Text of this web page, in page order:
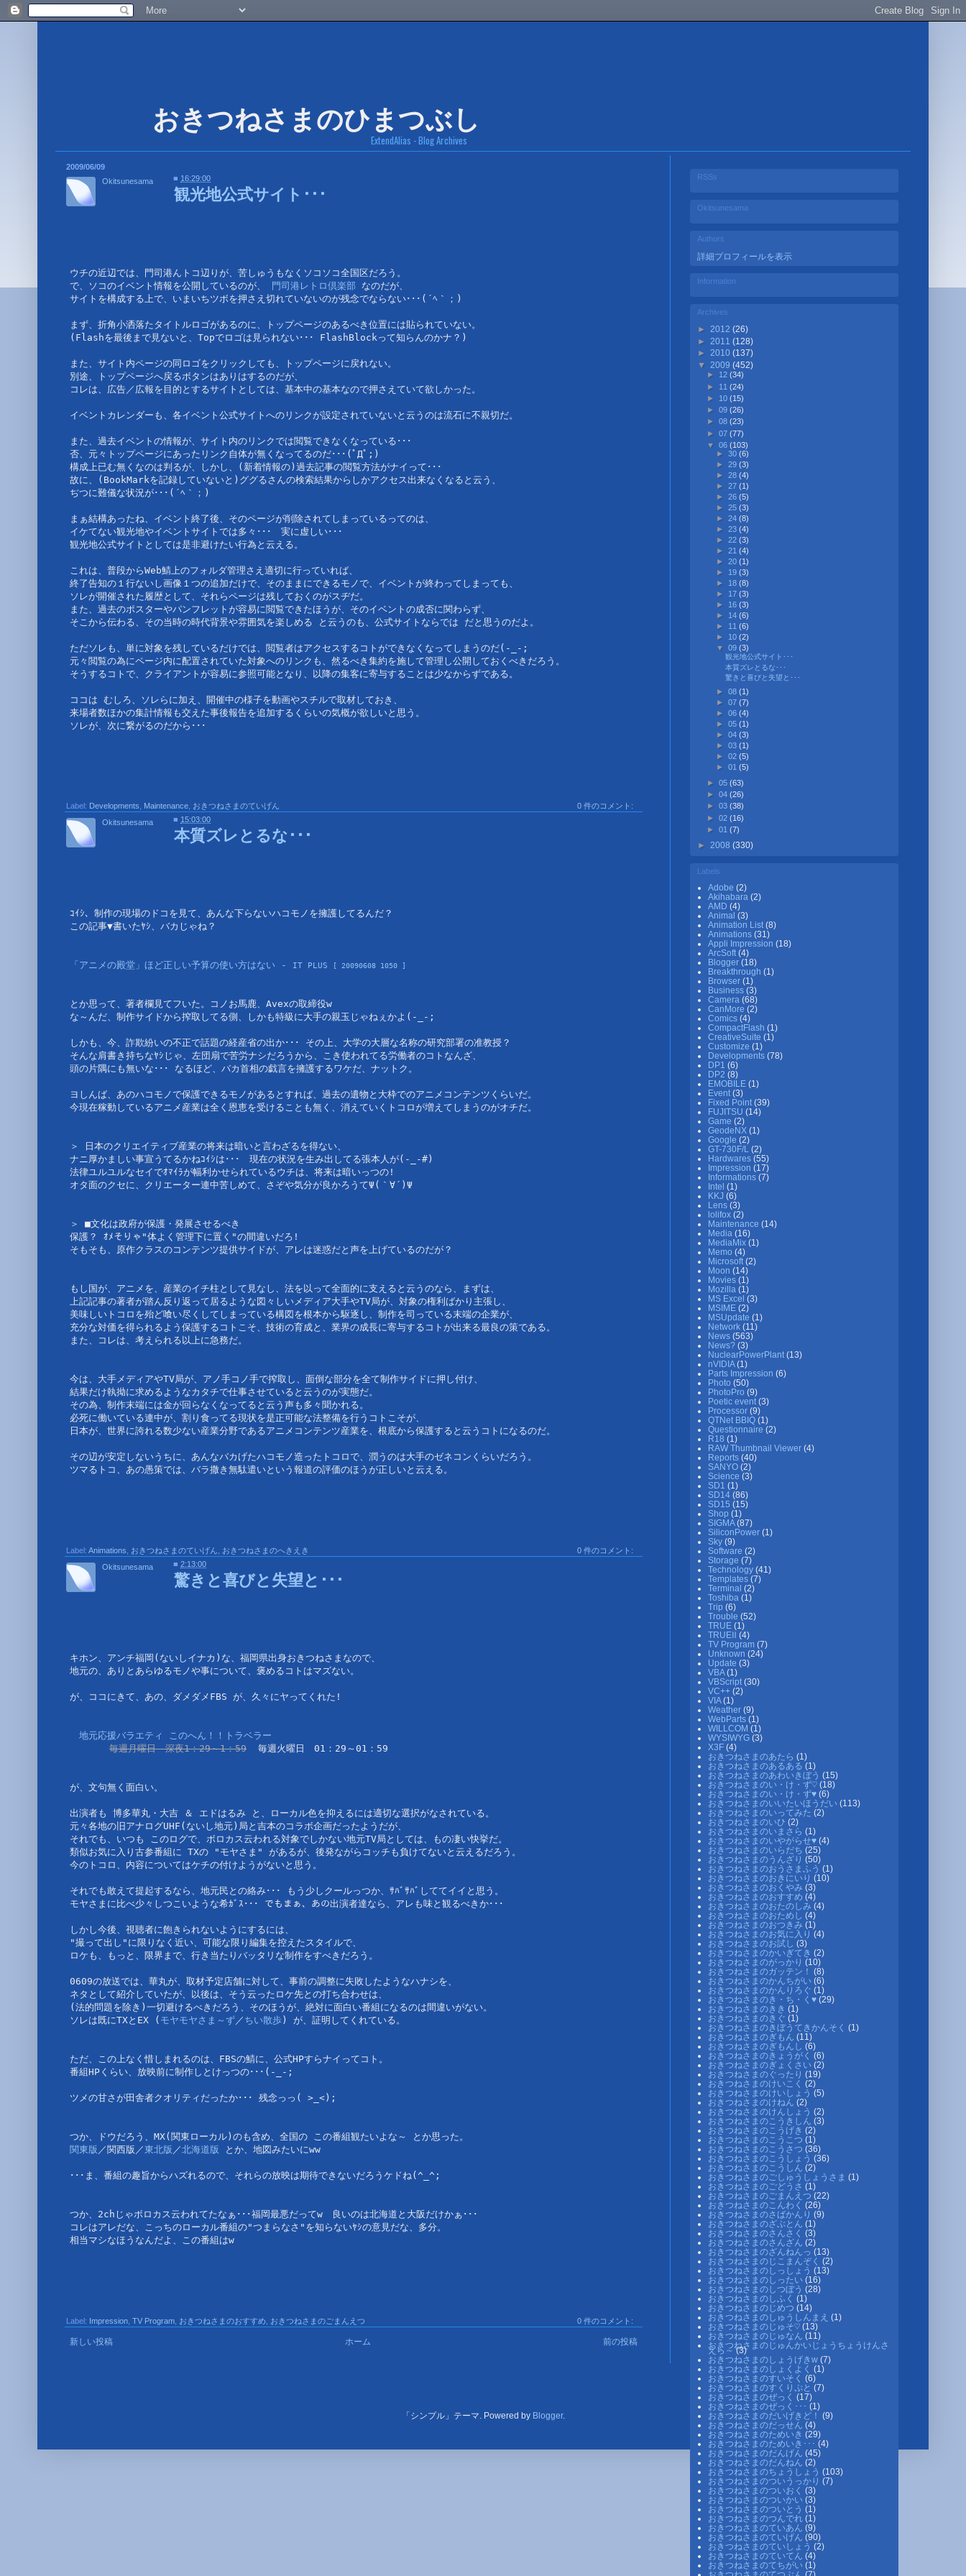
ExtendAlias - Blog Archives
2009/06/09
観光地公式サイト･･･
ウチの近辺では、門司港んトコ辺りが、苦しゅうもなくソコソコ全国区だろう。
で、ソコのイベント情報を公開しているのが、
門司港レトロ倶楽部 なのだが、
サイトを構成する上で、いまいちツボを押さえ切れていないのが残念でならない･･･(´ﾍ｀；)
まず、折角小洒落たタイトルロゴがあるのに、トップページのあるべき位置には貼られていない。
(Flashを最後まで見ないと、Topでロゴは見られない･･･ FlashBlockって知らんのかナ？)
また、サイト内ページの同ロゴをクリックしても、トップページに戻れない。
別途、トップページへ戻るボタンはありはするのだが、
コレは、広告／広報を目的とするサイトとしては、基本中の基本なので押さえていて欲しかった。
イベントカレンダーも、各イベント公式サイトへのリンクが設定されていないと云うのは流石に不親切だ。
また、過去イベントの情報が、サイト内のリンクでは閲覧できなくなっている･･･
否、元々トップページにあったリンク自体が無くなってるのだ･･･(ﾟДﾟ;)
構成上已む無くなのは判るが、しかし、(新着情報の)過去記事の閲覧方法がナイって･･･
故に、(BookMarkを記録していないと)ググるさんの検索結果からしかアクセス出来なくなると云う、
ぢつに難儀な状況が･･･(´ﾍ｀；)
まぁ結構あったね、イベント終了後、そのページが削除されてしまっているってのは、
イケてない観光地やイベントサイトでは多々･･･　実に虚しい･･･
観光地公式サイトとしては是非避けたい行為と云える。
これは、普段からWeb鯖上のフォルダ管理さえ適切に行っていれば、
終了告知の１行ないし画像１つの追加だけで、そのままにできるモノで、イベントが終わってしまっても、
ソレが開催された履歴として、それらページは残しておくのがスヂだ。
また、過去のポスターやパンフレットが容易に閲覧できたほうが、そのイベントの成否に関わらず、
そこから伝わる、その当時の時代背景や雰囲気を楽しめる と云うのも、公式サイトならでは だと思うのだよ。
ただソレも、単に対象を残しているだけでは、閲覧者はアクセスするコトができなくなってしまうのだ(-_-;
元々閲覧の為にページ内に配置されていた対象へのリンクも、然るべき集約を施して管理し公開しておくべきだろう。
そうするコトで、クライアントが容易に参照可能となり、以降の集客に寄与することは少なからずである。
ココは むしろ、ソレらに加え、開催中の様子を動画やスチルで取材しておき、
来場者数ほかの集計情報も交えた事後報告を追加するくらいの気概が欲しいと思う。
ソレが、次に繋がるのだから･･･
Okitsunesama ■ 16:29:00
0 件のコメント:
Label: Developments Maintenance おきつねさまのていげん
本質ズレとるな･･･
ｺｲｼ、制作の現場のドコを見て、あんな下らないハコモノを擁護してるんだ？
この記事▼書いたﾔｼ、バカじゃね？
「アニメの殿堂」ほど正しい予算の使い方はない - IT PLUS [ 20090608 1050 ]
とか思って、著者欄見てフいた。コノお馬鹿、Avexの取締役w
な～んだ、制作サイドから搾取してる側、しかも特級に大手の親玉じゃねぇかよ(-_-;
しかも、今、詐欺紛いの不正で話題の経産省の出か･･･ その上、大学の大層な名称の研究部署の准教授？
そんな肩書き持ちなﾔｼじゃ、左団扇で苦労ナシだろうから、こき使われてる労働者のコトなんざ、
頭の片隅にも無いな･･･ なるほど、バカ首相の戯言を擁護するワケだ、ナットク。
ヨしんば、あのハコモノで保護できるモノがあるとすれば、過去の遺物と大枠でのアニメコンテンツくらいだ。
今現在稼動しているアニメ産業は全く恩恵を受けることも無く、消えていくトコロが増えてしまうのがオチだ。
＞ 日本のクリエイティブ産業の将来は暗いと言わざるを得ない、
ナニ厚かましい事宣うてるかねｺｲｼは･･･　現在の状況を生み出してる張本人が(-_-#)
法律ユルユルなセイでｵﾏｲﾗが幅利かせられているウチは、将来は暗いっつの!
オタ面のクセに、クリエーター連中苦しめて、さぞや気分が良かろうてΨ(｀∀´)Ψ
＞ ■文化は政府が保護・発展させるべき
保護？ ｵﾒそりゃ"体よく管理下に置く"の間違いだろ!
そもそも、原作クラスのコンテンツ提供サイドが、アレは迷惑だと声を上げているのだが？
もし国が、アニメを、産業のイチ柱として見なし、法を以って全面的に支えると云うのなら、まずは、
上記記事の著者が踏ん反り返って居るような図々しいメディア大手やTV局が、対象の権利ばかり主張し、
美味しいトコロを殆ど喰い尽くしてしまっている構図を根本から駆逐し、制作を司っている末端の企業が、
充分な対価を得られるよう保護するコトこそ、技術の育成と、業界の成長に寄与するコトが出来る最良の策である。
また、コレは、考えられる以上に急務だ。
今は、大手メディアやTV局が、アノ手コノ手で搾取し、面倒な部分を全て制作サイドに押し付け、
結果だけ執拗に求めるようなカタチで仕事させていると云うのが実態だ。
その為、制作末端には金が回らなくなってると云う声も多々聞かれる。
必死に働いている連中が、割り食ってる現状を是正可能な法整備を行うコトこそが、
日本が、世界に誇れる数少ない産業分野であるアニメコンテンツ産業を、根底から保護すると云うコトになるのだ。
その辺が安定しないうちに、あんなバカげたハコモノ造ったトコロで、潤うのは大手のゼネコンくらいだろう。
ツマるトコ、あの愚策では、バラ撒き無駄遣いという報道の評価のほうが正しいと云える。
Okitsunesama ■ 15:03:00
0 件のコメント:
Label: Animations おきつねさまのていげん おきつねさまのへきえき
驚きと喜びと失望と･･･
キホン、アンチ福岡(ないしイナカ)な、福岡県出身おきつねさまなので、
地元の、ありとあらゆるモノや事について、褒めるコトはマズない。
が、ココにきて、あの、ダメダメFBS が、久々にヤってくれた!
地元応援バラエティ このへん！！トラベラー
毎週月曜日　深夜1：29～1：59
毎週火曜日　01：29～01：59
が、文句無く面白い。
出演者も 博多華丸・大吉 ＆ エドはるみ と、ローカル色を抑えるには適切な選択がなされている。
元々各地の旧アナログUHF(ないし地元)局と吉本のコラボ企画だったようだが、
それでも、いつも このログで、ボロカス云われる対象でしかない地元TV局としては、もの凄い快挙だ。
類似お気に入り古参番組に TXの "モヤさま" があるが、後発ながらコッチも負けてないと云えるだろう。
今のトコロ、内容についてはケチの付けようがないと思う。
それでも敢えて提起するなら、地元民との絡み･･･ もう少しクールっつか、ｻﾊﾞｻﾊﾞしててイイと思う。
モヤさまに比べ少々しつこいような希ｶﾞｽ･･･ でもまぁ、あの出演者達なら、アレも味と観るべきか･･･
しかし今後、視聴者に飽きられないようにするには、
"撮って出し"に限りなく近い、可能な限り編集を控えたスタイルで、
ロケも、もっと、限界まで、行き当たりバッタリな制作をすべきだろう。
0609の放送では、華丸が、取材予定店舗に対して、事前の調整に失敗したようなハナシを、
ネタとして紹介していたが、以後は、そう云ったロケ先との打ち合わせは、
(法的問題を除き)一切避けるべきだろう、そのほうが、絶対に面白い番組になるのは間違いがない。
ソレは既にTXとEX ( モヤモヤさま～ず／ ちい散歩 ) が、証明してくれている。
ただ、この上なく惜しまれるのは、FBSの鯖に、公式HPすらナイってコト。
番組HPくらい、放映前に制作しとけっつの･･･(-_-;
ツメの甘さが田舎者クオリティだったか･･･ 残念っっ( >_<);
つか、ドウだろう、MX(関東ローカル)のも含め、全国の この番組観たいよな～ とか思った。
関東版 ／関西版／東北版 ／北海道版 とか、地図みたいにww
･･･ま、番組の趣旨からハズれるので、それらの放映は期待できないだろうケドね(^_^;
つか、2chじゃボロカス云われてたなぁ･･･福岡最悪だってw　良いのは北海道と大阪だけかぁ･･･
コレはアレだな、こっちのローカル番組の"つまらなさ"を知らないﾔｼの意見だな、多分。
相当マシなほうなんだよ、この番組はw
Okitsunesama ■2:13:00
0 件のコメント:
Label: Impression TV Program おきつねさまのおすすめ おきつねさまのごまんえつ
新しい投稿 前の投稿
ホーム
RSSs
Okitsunesama
Authors
詳細プロフィールを表示
Information
Archives
► 2012 (26)
► 2011 (128)
► 2010 (137)
▼ 2009 (452)
► 12(34)
► 11(24)
► 10(15)
►09(26)
►08(23)
►07(77)
▼06(103)
►30(6)
►29(3)
►28(4)
►27(1)
►26(5)
►25(3)
►24(8)
►23(4)
►22(3)
►21(4)
►20(1)
► 19(3)
► 18(8)
► 17(3)
► 16(3)
► 14(6)
► 11(6)
► 10(2)
▼09(3)
観光地公式サイト･･･
本質ズレとるな･･･
驚きと喜びと失望と･･･
►08(1)
►07(7)
►06(4)
►05(1)
►04(3)
►03(1)
►02(5)
►01(5)
►05(63)
►04(26)
►03(38)
►02(16)
►01(7)
► 2008 (330)
Labels
Adobe (2)
Akihabara (2)
AMD (4)
Animal (3)
Animation List (8)
Animations (31)
Appli Impression (18)
ArcSoft (4)
Blogger (18)
Breakthrough (1)
Browser (1)
Business (3)
Camera (68)
CanMore (2)
Comics (4)
CompactFlash (1)
CreativeSuite (1)
Customize (1)
Developments (78)
DP1 (6)
DP2 (8)
EMOBILE (1)
Event (3)
Fixed Point (39)
FUJITSU (14)
Game (2)
GeodeNX (1)
Google (2)
GT-730F/L (2)
Hardwares (55)
Impression (17)
Informations (7)
Intel (1)
KKJ (6)
Lens (3)
lolifox (2)
Maintenance (14)
Media (16)
MediaMix (1)
Memo (4)
Microsoft (2)
Moon (14)
Movies (1)
Mozilla (1)
MS Excel (3)
MSIME (2)
MSUpdate (1)
Network (11)
News (563)
News? (3)
NuclearPowerPlant (13)
nVIDIA(1)
Parts Impression (6)
Photo (50)
PhotoPro (9)
Poetic event (3)
Processor (9)
QTNet BBIQ (1)
Questionnaire (2)
R18 (1)
RAW Thumbnail Viewer (4)
Reports (40)
SANYO (2)
Science (3)
SD1 (1)
SD14 (86)
SD15 (15)
Shop (1)
SIGMA(87)
SiliconPower (1)
Sky (9)
Software (2)
Storage (7)
Technology (41)
Templates (7)
Terminal (2)
Toshiba (1)
Trip (6)
Trouble (52)
TRUE (1)
TRUEⅡ (4)
TV Program (7)
Unknown (24)
Update (3)
VBA(1)
VBScript (30)
VC++ (2)
VIA(1)
Weather (9)
WebParts (1)
WILLCOM (1)
WYSIWYG (3)
X3F (4)
おきつねさまのあたら (1)
おきつねさまのあるある (1)
おきつねさまのあわいきぼう (15)
おきつねさまのい・け・ず♡ (18)
おきつねさまのい・け・ず♥ (6)
おきつねさまのいいたいほうだい (113)
おきつねさまのいってみた (2)
おきつねさまのいひ (2)
おきつねさまのいまさら (1)
おきつねさまのいやがらせ♥ (4)
おきつねさまのいらだち (25)
おきつねさまのうんざり (50)
おきつねさまのおうさまふう (1)
おきつねさまのおきにいり (10)
おきつねさまのおくやみ (3)
おきつねさまのおすすめ (4)
おきつねさまのおたのしみ (4)
おきつねさまのおためし (4)
おきつねさまのおつきみ (1)
おきつねさまのお気に入り (4)
おきつねさまのお試し (3)
おきつねさまのかいぎてき (2)
おきつねさまのがっかり (10)
おきつねさまのガッテン！ (8)
おきつねさまのかんちがい (6)
おきつねさまのかんりろぐ (1)
おきつねさまのき・ち・く♥ (29)
おきつねさまのきき (1)
おきつねさまのきぐ (1)
おきつねさまのきぼうてきかんそく (1)
おきつねさまのぎもん (11)
おきつねさまのぎもんし (6)
おきつねさまのきょうがく (6)
おきつねさまのぎょくさい (2)
おきつねさまのぐったり (19)
おきつねさまのけいこく (2)
おきつねさまのけいしょう (5)
おきつねさまのけねん (2)
おきつねさまのけんしょう (2)
おきつねさまのこうきしん (3)
おきつねさまのこうげき (2)
おきつねさまのこうこつ (1)
おきつねさまのこうさつ (36)
おきつねさまのこうしょう (36)
おきつねさまのこうしん (2)
おきつねさまのごしゅうしょうさま (1)
おきつねさまのごどうさ (1)
おきつねさまのごまんえつ (22)
おきつねさまのこんわく (26)
おきつねさまのさばかんり (9)
おきつねさまのざぶとん (1)
おきつねさまのさんさく (3)
おきつねさまのさんざん (2)
おきつねさまのざんねんっ (13)
おきつねさまのじこまんぞく (2)
おきつねさまのしっしょう (13)
おきつねさまのしったい (16)
おきつねさまのしつぼう (28)
おきつねさまのしふく (1)
おきつねさまのじめつ (14)
おきつねさまのしゅうしんまえ (1)
おきつねさまのじゅそ♡ (13)
おきつねさまのじゅなん (11)
おきつねさまのじゅんかいじょうちょうけんさ
えら～(3)
おきつねさまのしょうげきw (7)
おきつねさまのしょくよく (1)
おきつねさまのすいそく (6)
おきつねさまのすくりぷと (7)
おきつねさまのぜっく (17)
おきつねさまのぜっく･･･ (1)
おきつねさまのだいげきど！ (9)
おきつねさまのだっせん (4)
おきつねさまのためいき (29)
おきつねさまのためいき･･･ (4)
おきつねさまのだんげん (45)
おきつねさまのだんねん (2)
おきつねさまのちょうしょう (103)
おきつねさまのついうっかり (7)
おきつねさまのついおく (3)
おきつねさまのついかい (3)
おきつねさまのついとう (1)
おきつねさまのつんでれ (1)
おきつねさまのていあん (9)
おきつねさまのていげん (90)
おきつねさまのていしょう (2)
おきつねさまのていてん (4)
おきつねさまのてちがい (1)
「シンプル」テーマ. Powered by Blogger.